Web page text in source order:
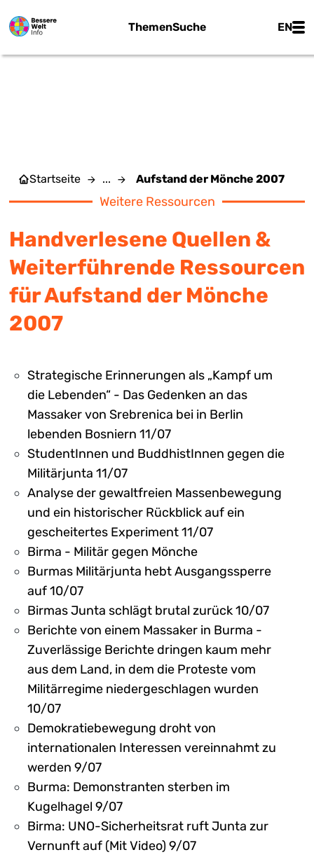
ThemenSuche EN
Startseite ... Aufstand der Mönche 2007
Weitere Ressourcen
Handverlesene Quellen &
Weiterführende Ressourcen
für Aufstand der Mönche
2007
Strategische Erinnerungen als „Kampf um
die Lebenden“ - Das Gedenken an das
Massaker von Srebrenica bei in Berlin
lebenden Bosniern 11/07
StudentInnen und BuddhistInnen gegen die
Militärjunta 11/07
Analyse der gewaltfreien Massenbewegung
und ein historischer Rückblick auf ein
gescheitertes Experiment 11/07
Birma - Militär gegen Mönche
Burmas Militärjunta hebt Ausgangssperre
auf 10/07
Birmas Junta schlägt brutal zurück 10/07
Berichte von einem Massaker in Burma -
Zuverlässige Berichte dringen kaum mehr
aus dem Land, in dem die Proteste vom
Militärregime niedergeschlagen wurden
10/07
Demokratiebewegung droht von
internationalen Interessen vereinnahmt zu
werden 9/07
Burma: Demonstranten sterben im
Kugelhagel 9/07
Birma: UNO-Sicherheitsrat ruft Junta zur
Vernunft auf (Mit Video) 9/07